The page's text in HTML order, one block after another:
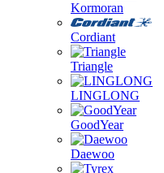
Kormoran
Cordiant
Triangle
LINGLONG
GoodYear
Daewoo